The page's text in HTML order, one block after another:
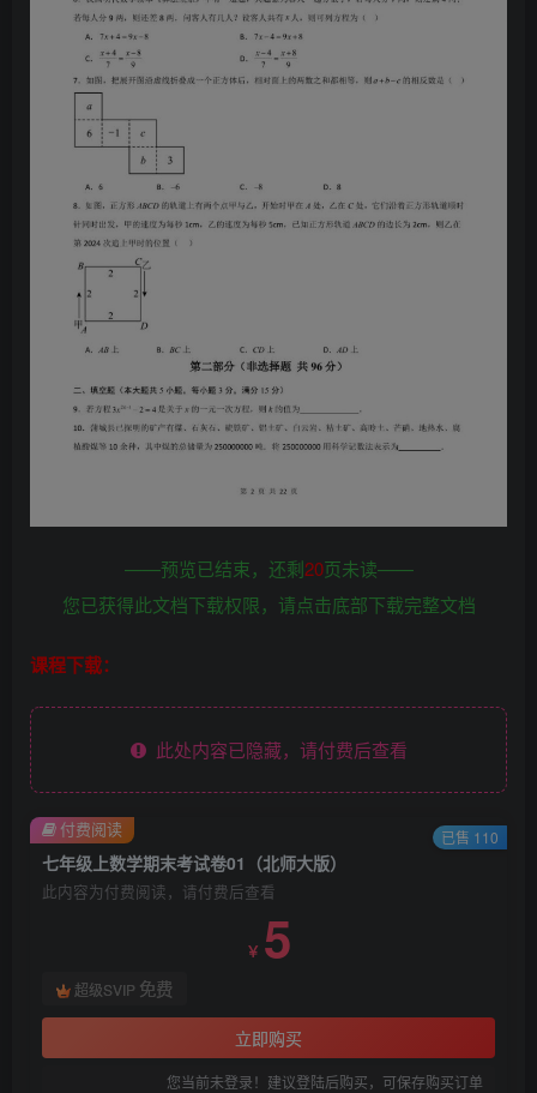
——预览已结束，还剩20页未读——
您已获得此文档下载权限，请点击底部下载完整文档
课程下载：
此处内容已隐藏，请付费后查看
七年级上数学期末考试卷01（北师大版）
此内容为付费阅读，请付费后查看
￥ 5
超级SVIP 免费
立即购买
您当前未登录！建议登陆后购买，可保存购买订单
付费阅读 已售 110